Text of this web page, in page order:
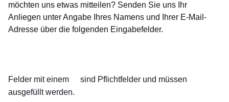
möchten uns etwas mitteilen? Senden Sie uns Ihr
Anliegen unter Angabe Ihres Namens und Ihrer E-Mail-
Adresse über die folgenden Eingabefelder.
Felder mit einem
sind Pflichtfelder und müssen
ausgefüllt werden.